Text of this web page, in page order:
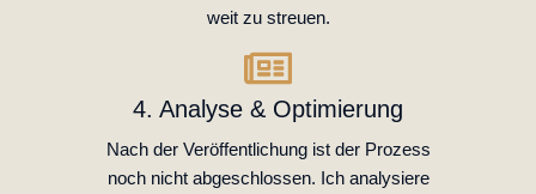
weit zu streuen.
4. Analyse & Optimierung
Nach der Veröffentlichung ist der Prozess
noch nicht abgeschlossen. Ich analysiere